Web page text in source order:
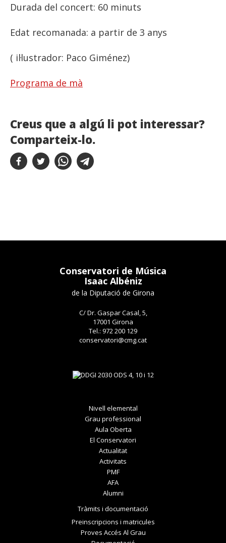
Durada del concert: 60 minuts
Edat recomanada: a partir de 3 anys
( il·lustrador: Paco Giménez)
Programa de mà
Creus que a algú li pot interessar?
Comparteix-lo.
Conservatori de Música
Isaac Albéniz
de la Diputació de Girona
C/ Dr. Gaspar Casal, 5,
17001 Girona
Tel.: 972 200 129
conservatori@cmg.cat
Nivell elemental
Grau professional
Aula Oberta
El Conservatori
Actualitat
Activitats
PMF
AFA
Alumni
Tràmits i documentació
Preinscripcions i matricules
Proves Accés Al Grau